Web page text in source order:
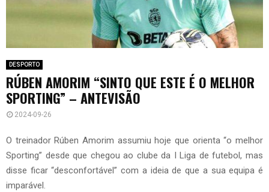
DESPORTO
RÚBEN AMORIM “SINTO QUE ESTE É O MELHOR
SPORTING” – ANTEVISÃO
2024-09-26
O treinador Rúben Amorim assumiu hoje que orienta “o melhor
Sporting” desde que chegou ao clube da I Liga de futebol, mas
disse ficar “desconfortável” com a ideia de que a sua equipa é
imparável.